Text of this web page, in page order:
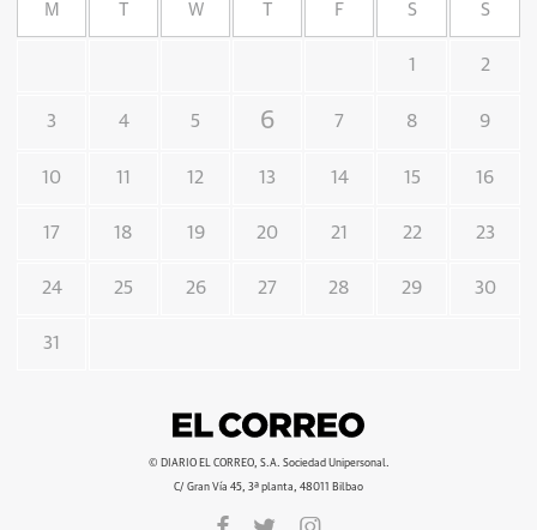
M W F S S
1 2
3 4 5 6 7 8 9
10 11 12 13 14 15 16
17 18 19 20 21 22 23
24 25 26 27 28 29 30
31
© DIARIO EL CORREO, S.A. Sociedad Unipersonal.
C/ Gran Vía 45, 3ª planta, 48011 Bilbao